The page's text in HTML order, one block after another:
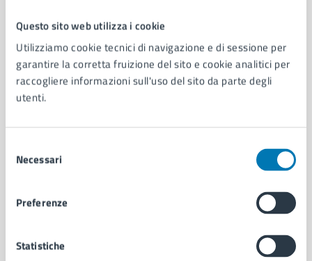
Questo sito web utilizza i cookie
Utilizziamo cookie tecnici di navigazione e di sessione per
garantire la corretta fruizione del sito e cookie analitici per
raccogliere informazioni sull'uso del sito da parte degli
utenti.
delNecessari
Preferenze
Statistiche
Comune di Napoli
AMMINISTRAZIONE
Municipalità
Uffici
Politici
Intranet, posta aziendale e protocollo